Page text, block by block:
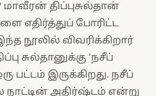
திப்புசுல்தான்
எதிர்த்துப் போரிட்ட
நூலில் விவரிக்கிறார்
சுல்தானுக்கு ‘நசீப்
இருக்கிறது. நசீப்
அதிர்ஷ்டம் என்று